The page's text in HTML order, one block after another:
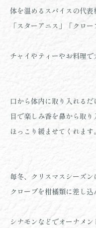
体を温めるスパイスの代表
「スターアニス」「クロー
チャイやティーやお料理で
口から体内に取り入れるだ
目で楽しみ香を鼻から取
ほっこり緩ませてくれます。
毎冬、クリスマスシーズン
クローブを柑橘類に差し込
シナモンなどでオーナメン